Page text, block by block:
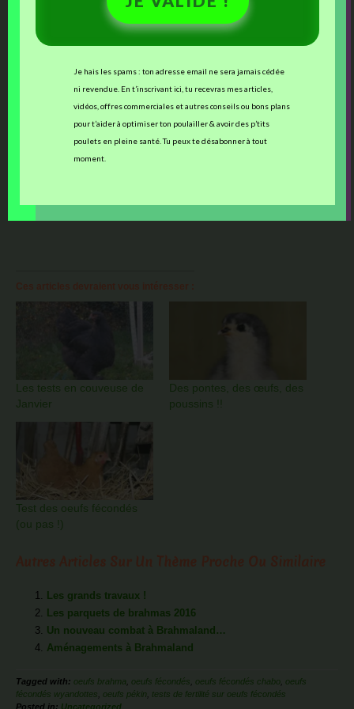
commandes, ou refusons des réservations actuellement.
Facebook
Les tests en couveuse de
Janvier
Des pontes, des œufs, des
poussins !!
Test des oeufs fécondés
(ou pas !)
Les grands travaux !
Les parquets de brahmas 2016
Un nouveau combat à Brahmaland…
Aménagements à Brahmaland
Tagged with: oeufs brahma oeufs fécondés oeufs fécondés chabo oeufs
fécondés wyandottes
oeufs pékin
tests de fertilité sur oeufs fécondés
Posted in: Uncategorized
Je hais les spams : ton adresse email ne sera jamais cédée
ni revendue. En t’inscrivant ici, tu recevras mes articles,
vidéos, offres commerciales et autres conseils ou bons plans
pour t’aider à optimiser ton poulailler & avoir des p’tits
poulets en pleine santé. Tu peux te désabonner à tout
moment.